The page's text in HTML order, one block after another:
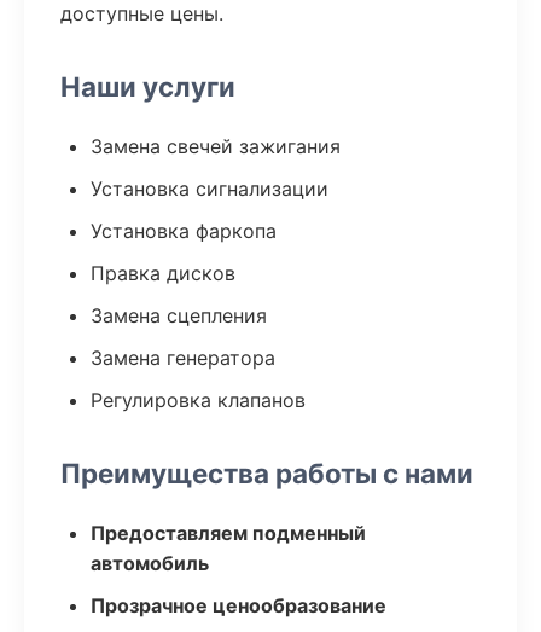
доступные цены.
Наши услуги
Замена свечей зажигания
Установка сигнализации
Установка фаркопа
Правка дисков
Замена сцепления
Замена генератора
Регулировка клапанов
Преимущества работы с нами
Предоставляем подменный
автомобиль
Прозрачное ценообразование